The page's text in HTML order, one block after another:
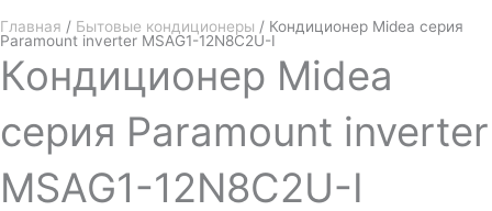
Главная / Бытовые кондиционеры / Кондиционер Midea серия
Paramount inverter MSAG1-12N8C2U-I
Кондиционер Midea
серия Paramount inverter
MSAG1-12N8C2U-I